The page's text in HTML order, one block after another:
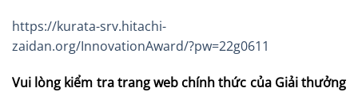
https://kurata-srv.hitachi-
zaidan.org/InnovationAward/?pw=22g0611
Vui lòng kiểm tra trang web chính thức của Giải thưởng